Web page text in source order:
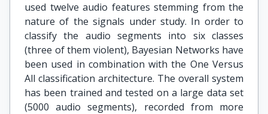
used twelve audio features stemming from the
nature of the signals under study. In order to
classify the audio segments into six classes
(three of them violent), Bayesian Networks have
been used in combination with the One Versus
All classification architecture. The overall system
has been trained and tested on a large data set
(5000 audio segments), recorded from more